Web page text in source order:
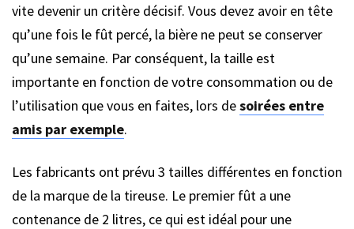
vite devenir un critère décisif. Vous devez avoir en tête
qu’une fois le fût percé, la bière ne peut se conserver
qu’une semaine. Par conséquent, la taille est
importante en fonction de votre consommation ou de
l’utilisation que vous en faites, lors desoirées entre
amis par exemple.
Les fabricants ont prévu 3 tailles différentes en fonction
de la marque de la tireuse. Le premier fût a une
contenance de 2 litres, ce qui est idéal pour une